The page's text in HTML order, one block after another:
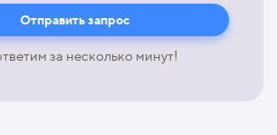
за несколько минут!